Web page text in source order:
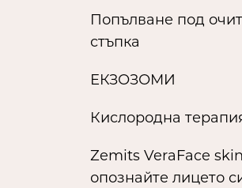
Попълване под
стъпка
ЕКЗОЗОМИ
Кислородна
Zemits VeraFace
опознайте лицето